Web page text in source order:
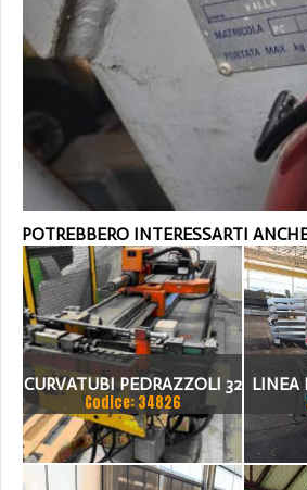
POTREBBERO INTERESSARTI
CURVATUBI PEDRAZZOLI 32
- 3 ASSI CNC
Codice: 34826
LINEA